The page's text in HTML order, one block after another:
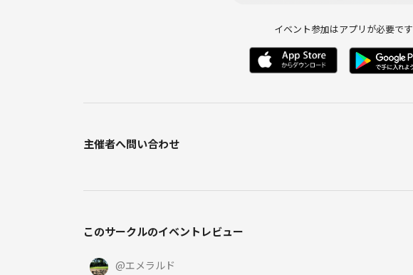
イベント参加はアプリが必要です
主催者へ問い合わせ
このサークルのイベントレビュー
@エメラルド